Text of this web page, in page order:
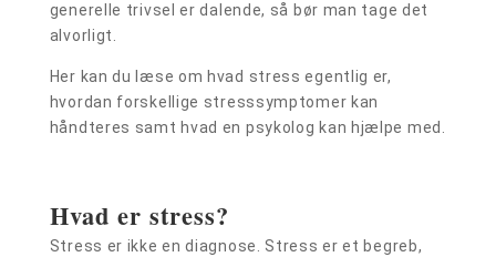
generelle trivsel er dalende, så bør man tage det
alvorligt.
Her kan du læse om hvad stress egentlig er,
hvordan forskellige stresssymptomer kan
håndteres samt hvad en psykolog kan hjælpe med.
Hvad er stress?
Stress er ikke en diagnose. Stress er et begreb,